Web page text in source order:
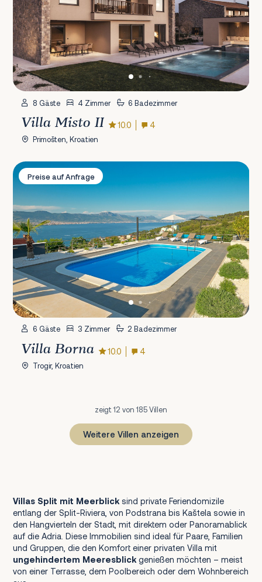
8 Gäste 4 Zimmer 6 Badezimmer
Villa Misto II 10.0 4
Primošten, Kroatien
Villa Borna
Preise auf Anfrage
6 Gäste 3 Zimmer 2 Badezimmer
Villa Borna 10.0 4
Trogir, Kroatien
zeigt 12 von 185 Villen
Weitere Villen anzeigen
Villas Split mit Meerblicksind private Feriendomizile
entlang der Split-Riviera, von Podstrana bis Kaštela sowie in
den Hangvierteln der Stadt, mit direktem oder Panoramablick
auf die Adria. Diese Immobilien sind ideal für Paare, Familien
und Gruppen, die den Komfort einer privaten Villa mit
ungehindertem Meeresblickgenießen möchten – meist
von einer Terrasse, dem Poolbereich oder dem Wohnbereich